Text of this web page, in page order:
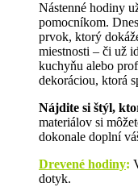
Nástenné hodiny
pomocníkom.
prvok, ktorý
miestnosti – či už
kuchyňu alebo
dekoráciou, ktorá
Nájdite si štýl,
materiálov si
dokonale doplní
Drevené hodiny:
dotyk.